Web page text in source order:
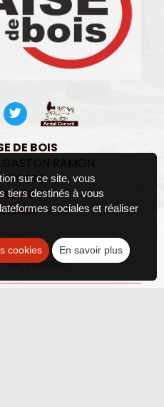
DE BOIS
RAMON
ANGERS
43 98 77
intellectuelles, toute
est interdite.
sur ce site, vous
tiers destinés à vous
sociales et réaliser
cookies En savoir plus